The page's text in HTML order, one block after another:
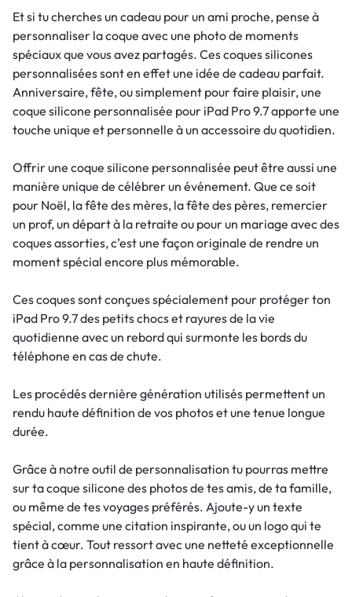
Et si tu cherches un cadeau pour un ami proche, pense à
personnaliser la coque avec une photo de moments
spéciaux que vous avez partagés. Ces coques silicones
personnalisées sont en effet une idée de cadeau parfait.
Anniversaire, fête, ou simplement pour faire plaisir, une
coque silicone personnalisée pour iPad Pro 9.7 apporte une
touche unique et personnelle à un accessoire du quotidien.
Offrir une coque silicone personnalisée peut être aussi une
manière unique de célébrer un événement. Que ce soit
pour Noël, la fête des mères, la fête des pères, remercier
un prof, un départ à la retraite ou pour un mariage avec des
coques assorties, c’est une façon originale de rendre un
moment spécial encore plus mémorable.
Ces coques sont conçues spécialement pour protéger ton
iPad Pro 9.7 des petits chocs et rayures de la vie
quotidienne avec un rebord qui surmonte les bords du
téléphone en cas de chute.
Les procédés dernière génération utilisés permettent un
rendu haute définition de vos photos et une tenue longue
durée.
Grâce à notre outil de personnalisation tu pourras mettre
sur ta coque silicone des photos de tes amis, de ta famille,
ou même de tes voyages préférés. Ajoute-y un texte
spécial, comme une citation inspirante, ou un logo qui te
tient à cœur. Tout ressort avec une netteté exceptionnelle
grâce à la personnalisation en haute définition.